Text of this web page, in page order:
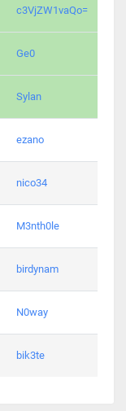
c3VjZW1vaQo=
Ge0
Sylan
ezano
nico34
M3nth0le
birdynam
N0way
bik3te